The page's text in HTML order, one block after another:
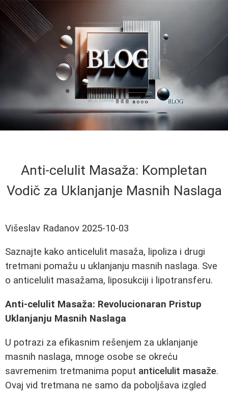
Anti-celulit Masaža: Kompletan
Vodič za Uklanjanje Masnih Naslaga
Višeslav Radanov 2025-10-03
Saznajte kako anticelulit masaža, lipoliza i drugi
tretmani pomažu u uklanjanju masnih naslaga. Sve
o anticelulit masažama, liposukciji i lipotransferu.
Anti-celulit Masaža: Revolucionaran Pristup
Uklanjanju Masnih Naslaga
U potrazi za efikasnim rešenjem za uklanjanje
masnih naslaga, mnoge osobe se okreću
savremenim tretmanima poput anticelulit masaže.
Ovaj vid tretmana ne samo da poboljšava izgled